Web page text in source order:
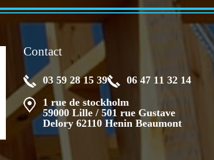
Contact
03 59 28 15 39
06 47 11 32 14
1 rue de stockholm
59000 Lille / 501 rue Gustave
Delory 62110 Henin Beaumont